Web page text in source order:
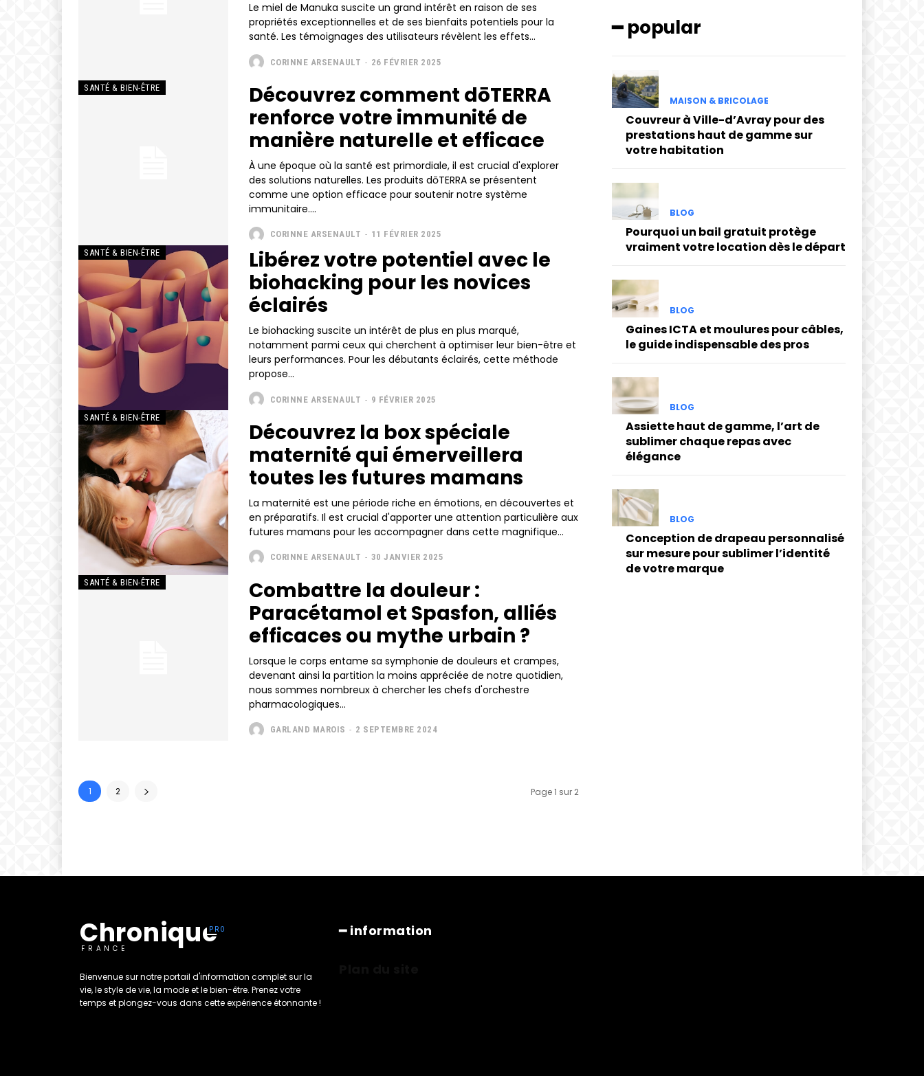
Le miel de Manuka suscite un grand intérêt en raison de ses
propriétés exceptionnelles et de ses bienfaits potentiels pour la
santé. Les témoignages des utilisateurs révèlent les effets...
CORINNE ARSENAULT - 26 FÉVRIER 2025
SANTÉ & BIEN-ÊTRE
Découvrez comment dōTERRA
renforce votre immunité de
manière naturelle et efficace
À une époque où la santé est primordiale, il est crucial d'explorer
des solutions naturelles. Les produits dōTERRA se présentent
comme une option efficace pour soutenir notre système
immunitaire....
CORINNE ARSENAULT - 11 FÉVRIER 2025
SANTÉ & BIEN-ÊTRE
Libérez votre potentiel avec le
biohacking pour les novices
éclairés
Le biohacking suscite un intérêt de plus en plus marqué,
notamment parmi ceux qui cherchent à optimiser leur bien-être et
leurs performances. Pour les débutants éclairés, cette méthode
propose...
CORINNE ARSENAULT - 9 FÉVRIER 2025
SANTÉ & BIEN-ÊTRE
Découvrez la box spéciale
maternité qui émerveillera
toutes les futures mamans
La maternité est une période riche en émotions, en découvertes et
en préparatifs. Il est crucial d'apporter une attention particulière aux
futures mamans pour les accompagner dans cette magnifique...
CORINNE ARSENAULT - 30 JANVIER 2025
SANTÉ & BIEN-ÊTRE
Combattre la douleur :
Paracétamol et Spasfon, alliés
efficaces ou mythe urbain ?
Lorsque le corps entame sa symphonie de douleurs et crampes,
devenant ainsi la partition la moins appréciée de notre quotidien,
nous sommes nombreux à chercher les chefs d'orchestre
pharmacologiques...
GARLAND MAROIS - 2 SEPTEMBRE 2024
1 2 Page 1 sur 2
━ popular
MAISON & BRICOLAGE
Couvreur à Ville-d’Avray pour des
prestations haut de gamme sur
votre habitation
BLOG
Pourquoi un bail gratuit protège
vraiment votre location dès le départ
BLOG
Gaines ICTA et moulures pour câbles,
le guide indispensable des pros
BLOG
Assiette haut de gamme, l’art de
sublimer chaque repas avec
élégance
BLOG
Conception de drapeau personnalisé
sur mesure pour sublimer l’identité
de votre marque
Chronique
FRANCE
Bienvenue sur notre portail d'information complet sur la
vie, le style de vie, la mode et le bien-être. Prenez votre
temps et plongez-vous dans cette expérience étonnante !
━ information